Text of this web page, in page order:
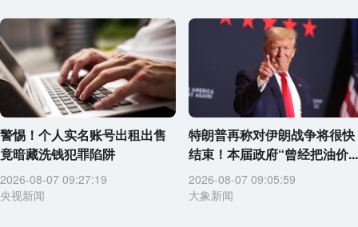
警惕！个人实名账号出租出售
竟暗藏洗钱犯罪陷阱
2026-08-07 09:27:19
央视新闻
特朗普再称对伊朗战争将很快
结束！本届政府“曾经把油价...
2026-08-07 09:05:59
大象新闻